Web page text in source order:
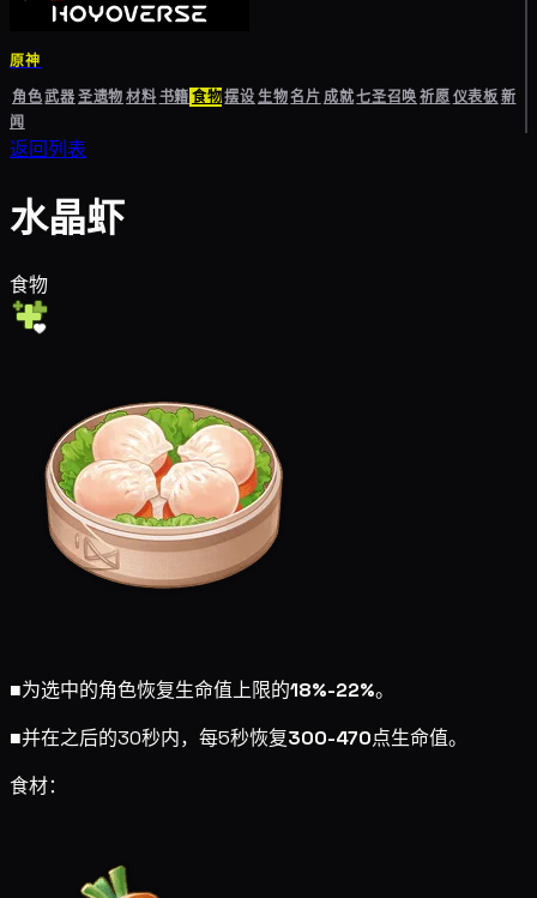
原神
角色武器圣遗物材料书籍食物摆设生物名片成就七圣召唤祈愿仪表板新
闻
返回列表
水晶虾
食物
■为选中的角色恢复生命值上限的18%-22%。
■并在之后的30秒内，每5秒恢复300-470点生命值。
食材：